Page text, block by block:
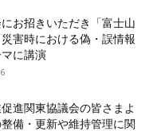
お招きいただき「富士山
害時における偽・誤情報
に講演
進関東協議会の皆さまよ
備・更新や維持管理に関